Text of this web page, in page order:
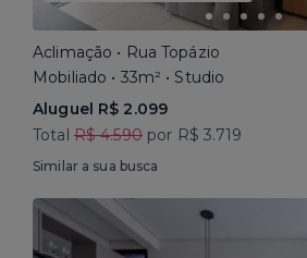
Aclimação • Rua Topázio
Mobiliado • 33m² • Studio
Aluguel R$ 2.099
Total R$ 4.590por R$ 3.719
Similar a sua busca